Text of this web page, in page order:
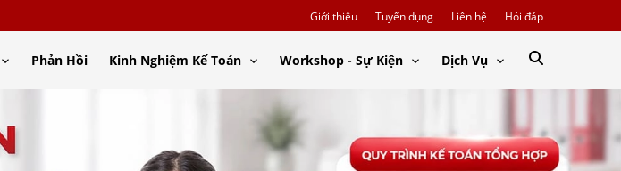
Giới thiệu Tuyển dụng Liên hệ Hỏi đáp
Phản Hồi Kinh Nghiệm Kế Toán Workshop - Sự Kiện Dịch Vụ